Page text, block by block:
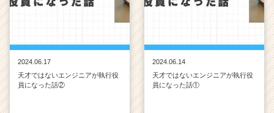
2024.06.17
天才ではないエンジニアが執行役
員になった話②
2024.06.14
天才ではないエンジニアが執行役
員になった話①